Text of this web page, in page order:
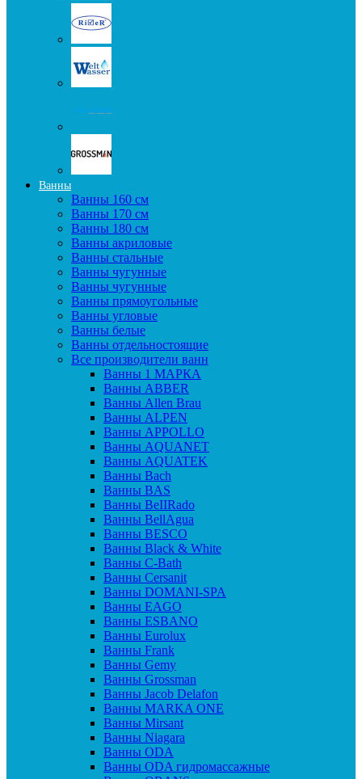
Ванны
Ванны 160 см
Ванны 170 см
Ванны 180 см
Ванны акриловые
Ванны стальные
Ванны чугунные
Ванны чугунные
Ванны прямоугольные
Ванны угловые
Ванны белые
Ванны отдельностоящие
Все производители ванн
Ванны 1 МАРКА
Ванны ABBER
Ванны Allen Brau
Ванны ALPEN
Ванны APPOLLO
Ванны AQUANET
Ванны AQUATEK
Ванны Bach
Ванны BAS
Ванны BeIIRado
Ванны BellAgua
Ванны BESCO
Ванны Black & White
Ванны C-Bath
Ванны Cersanit
Ванны DOMANI-SPA
Ванны EAGO
Ванны ESBANO
Ванны Eurolux
Ванны Frank
Ванны Gemy
Ванны Grossman
Ванны Jacob Delafon
Ванны MARKA ONE
Ванны Mirsant
Ванны Niagara
Ванны ODA
Ванны ODA гидромассажные